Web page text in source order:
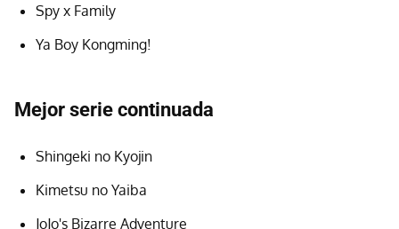
Spy x Family
Ya Boy Kongming!
Mejor serie continuada
Shingeki no Kyojin
Kimetsu no Yaiba
JoJo's Bizarre Adventure